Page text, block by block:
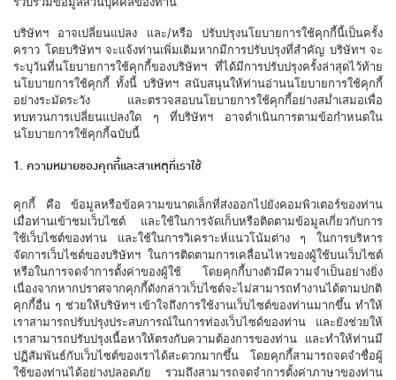
บริษัทฯ อาจเปลี่ยนแปลง และ/หรือ ปรับปรุงนโยบายการใช้คุกกี้นี้เป็นครั้ง
คราว โดยบริษัทฯ จะแจ้งท่านเพิ่มเติมหากมีการปรับปรุงที่สำคัญ บริษัทฯ จะ
ระบุวันที่นโยบายการใช้คุกกี้ของบริษัทฯ ที่ได้มีการปรับปรุงครั้งล่าสุดไว้ท้าย
นโยบายการใช้คุกกี้ ทั้งนี้ บริษัทฯ สนับสนุนให้ท่านอ่านนโยบายการใช้คุกกี้
อย่างระมัดระวัง และตรวจสอบนโยบายการใช้คุกกี้อย่างสม่ำเสมอเพื่อ
ทบทวนการเปลี่ยนแปลงใด ๆ ที่บริษัทฯ อาจดำเนินการตามข้อกำหนดใน
นโยบายการใช้คุกกี้ฉบับนี้
1. ความหมายของคุกกี้และสาเหตุที่เราใช้
คุกกี้ คือ ข้อมูลหรือข้อความขนาดเล็กที่ส่งออกไปยังคอมพิวเตอร์ของท่าน
เมื่อท่านเข้าชมเว็บไซต์ และใช้ในการจัดเก็บหรือติดตามข้อมูลเกี่ยวกับการ
ใช้เว็บไซต์ของท่าน และใช้ในการวิเคราะห์แนวโน้มต่าง ๆ ในการบริหาร
จัดการเว็บไซต์ของบริษัทฯ ในการติดตามการเคลื่อนไหวของผู้ใช้บนเว็บไซต์
หรือในการจดจำการตั้งค่าของผู้ใช้ โดยคุกกี้บางตัวมีความจำเป็นอย่างยิ่ง
เนื่องจากหากปราศจากคุกกี้ดังกล่าวเว็บไซต์จะไม่สามารถทำงานได้ตามปกติ
คุกกี้อื่น ๆ ช่วยให้บริษัทฯ เข้าใจถึงการใช้งานเว็บไซต์ของท่านมากขึ้น ทำให้
เราสามารถปรับปรุงประสบการณ์ในการท่องเว็บไซด์ของท่าน และยังช่วยให้
เราสามารถปรับปรุงเนื้อหาให้ตรงกับความต้องการของท่าน และทำให้ท่านมี
ปฏิสัมพันธ์กับเว็บไซต์ของเราได้สะดวกมากขึ้น โดยคุกกี้สามารถจดจำชื่อผู้
ใช้ของท่านได้อย่างปลอดภัย รวมถึงสามารถจดจำการตั้งค่าภาษาของท่าน